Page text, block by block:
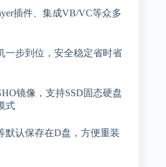
插件、集成VB/VC等众多
步到位，安全稳定省时省
镜像，支持SSD固态硬盘
式
认保存在D盘，方便重装